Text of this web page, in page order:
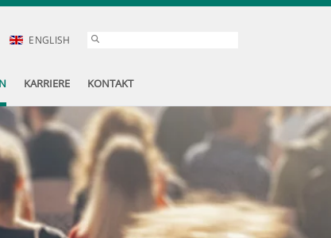
ENGLISH
KARRIERE KONTAKT